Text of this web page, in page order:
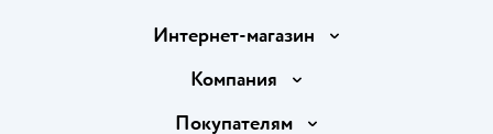
Интернет-магазин
Доставка и оплата
Компания
О компании
Покупателям